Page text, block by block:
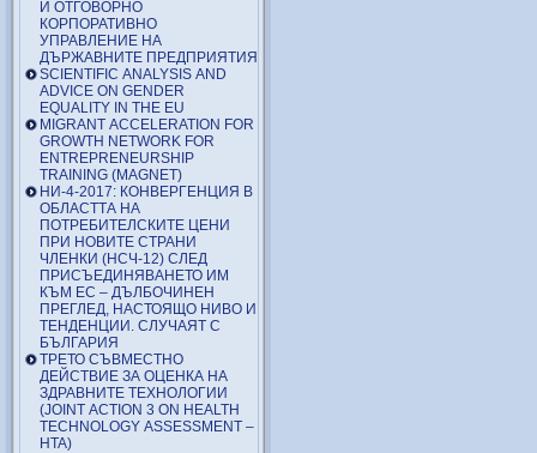
И ОТГОВОРНО
КОРПОРАТИВНО
УПРАВЛЕНИЕ НА
ДЪРЖАВНИТЕ ПРЕДПРИЯТИЯ
SCIENTIFIC ANALYSIS AND
ADVICE ON GENDER
EQUALITY IN THE EU
MIGRANT ACCELERATION FOR
GROWTH NETWORK FOR
ENTREPRENEURSHIP
TRAINING (MAGNET)
НИ-4-2017: КОНВЕРГЕНЦИЯ В
ОБЛАСТТА НА
ПОТРЕБИТЕЛСКИТЕ ЦЕНИ
ПРИ НОВИТЕ СТРАНИ
ЧЛЕНКИ (НСЧ-12) СЛЕД
ПРИСЪЕДИНЯВАНЕТО ИМ
КЪМ ЕС – ДЪЛБОЧИНЕН
ПРЕГЛЕД, НАСТОЯЩО НИВО И
ТЕНДЕНЦИИ. СЛУЧАЯТ С
БЪЛГАРИЯ
ТРЕТО СЪВМЕСТНО
ДЕЙСТВИЕ ЗА ОЦЕНКА НА
ЗДРАВНИТЕ ТЕХНОЛОГИИ
(JOINT ACTION 3 ON HEALTH
TECHNOLOGY ASSESSMENT –
HTA)